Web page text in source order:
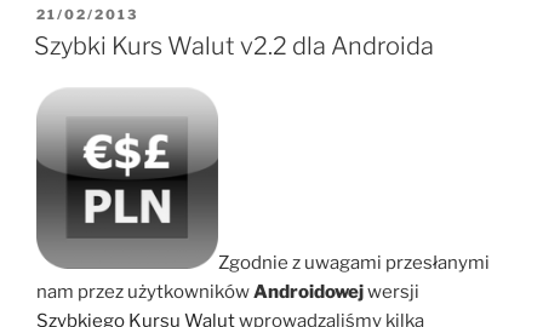
OPUBLIKOWANE
W
21/02/2013
Szybki Kurs Walut v2.2 dla Androida
Zgodnie z uwagami przesłanymi
nam przez użytkownikówAndroidowejwersji
Szybkiego Kursu Walutwprowadzaliśmy kilka